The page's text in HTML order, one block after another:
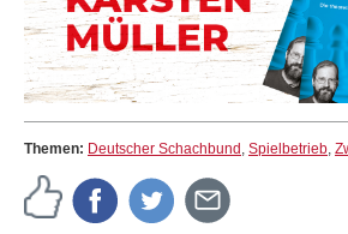
Themen: Deutscher Schachbund , Spielbetrieb,